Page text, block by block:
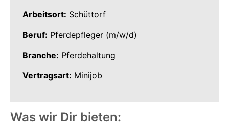
Was wir Dir bieten:
Arbeitsort: Schüttorf
Beruf: Pferdepfleger (m/w/d)
Branche: Pferdehaltung
Vertragsart: Minijob